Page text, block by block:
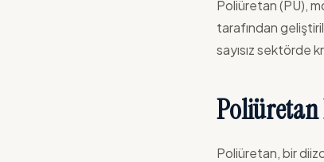
Poliüretan (PU),
tarafından
sayısız sektörde
Poliüretan
Poliüretan, bir